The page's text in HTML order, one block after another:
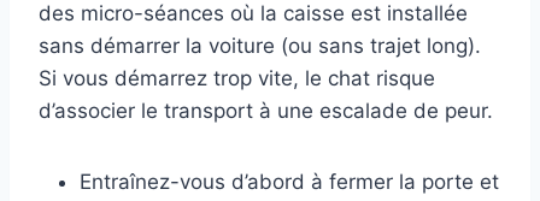
des micro-séances où la caisse est installée
sans démarrer la voiture (ou sans trajet long).
Si vous démarrez trop vite, le chat risque
d’associer le transport à une escalade de peur.
Entraînez-vous d’abord à fermer la porte et